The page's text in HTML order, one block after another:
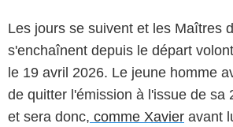
Les jours se suivent et les Maîtres
s'enchaînent depuis le départ
le 19 avril 2026. Le jeune homme
de quitter l'émission à l'issue de sa
et sera donc, comme Xavier avant